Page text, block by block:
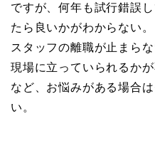
ですが、何年も試行錯誤
たら良いかがわからない。
スタッフの離職が止まら
現場に立っていられるかが
など、お悩みがある場合
い。